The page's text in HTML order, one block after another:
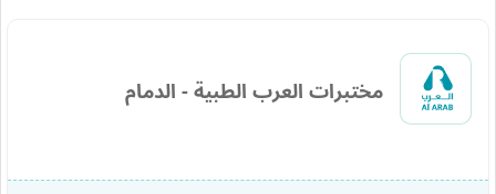
مختبرات العرب الطبية - الدمام